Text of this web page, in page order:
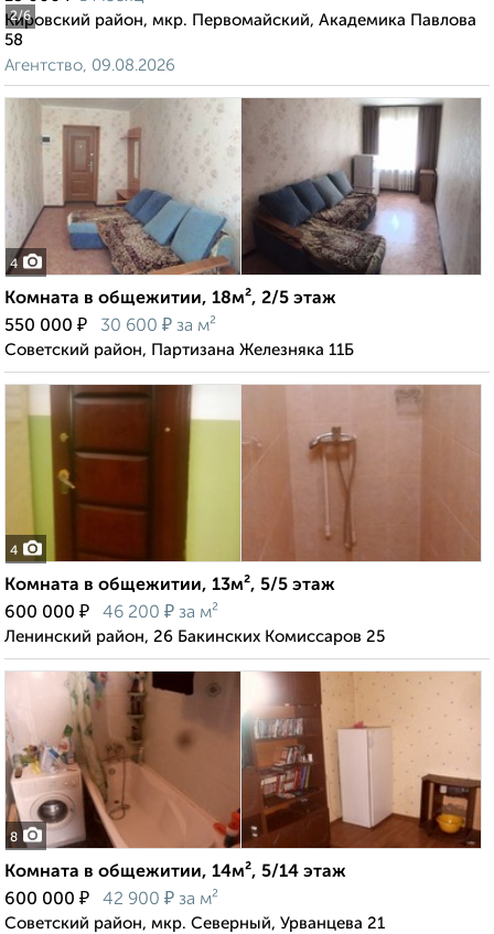
2/6
Кировский район, мкр. Первомайский, Академика Павлова
58
Агентство, 09.08.2026
4
Комната в общежитии, 18м², 2/5 этаж
550 000 ₽ 30 600 ₽ за м²
Советский район, Партизана Железняка 11Б
4
Комната в общежитии, 13м², 5/5 этаж
600 000 ₽ 46 200 ₽ за м²
Ленинский район, 26 Бакинских Комиссаров 25
8
Комната в общежитии, 14м², 5/14 этаж
600 000 ₽ 42 900 ₽ за м²
Советский район, мкр. Северный, Урванцева 21